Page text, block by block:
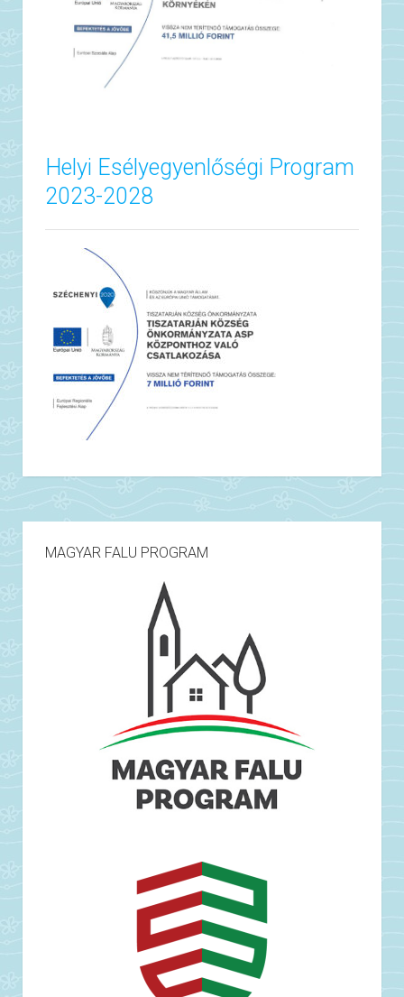
Helyi Esélyegyenlőségi Program
2023-2028
MAGYAR FALU PROGRAM